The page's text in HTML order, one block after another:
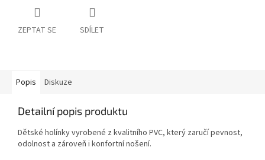
ZEPTAT SE SDÍLET
Popis Diskuze
Detailní popis produktu
Dětské holínky vyrobené z kvalitního PVC, který zaručí pevnost,
odolnost a zároveň i konfortní nošení.